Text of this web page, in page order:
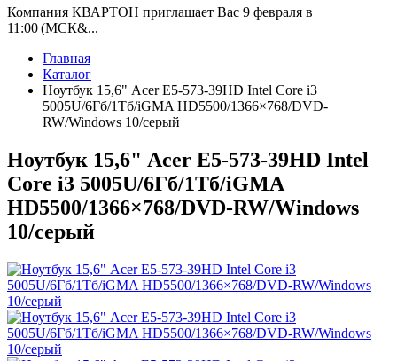
Компания КВАРТОН приглашает Вас 9 февраля в
11:00 (МСК&...
Главная
Каталог
Ноутбук 15,6" Acer E5-573-39HD Intel Core i3
5005U/6Гб/1Тб/iGMA HD5500/1366×768/DVD-
RW/Windows 10/серый
Ноутбук 15,6" Acer E5-573-39HD Intel
Core i3 5005U/6Гб/1Тб/iGMA
HD5500/1366×768/DVD-RW/Windows
10/серый